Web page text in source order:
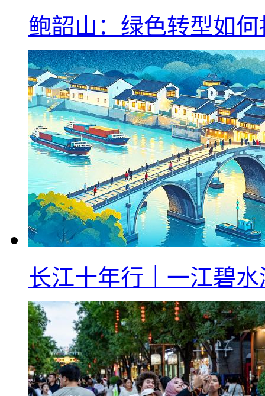
鲍韶山：绿色转型如
长江十年行｜一江碧